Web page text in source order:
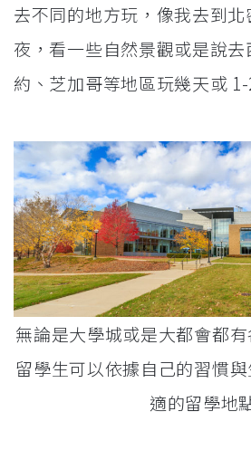
去不同的地方玩，像我去到
夜，看一些自然景觀或是說
約、芝加哥等地區玩幾天或 1-
無論是大學城或是大都會都有
留學生可以依據自己的習慣
適的留學地